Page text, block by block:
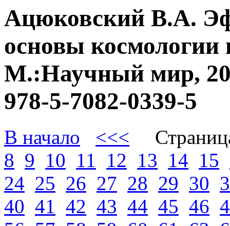
Ацюковский В.А.
основы космологии
М.:Научный мир,
978-5-7082-0339-5
В начало <<<
8 9 10 11 12 13 14 15
24 25 26 27 28 29 30
40 41 42 43 44 45 46